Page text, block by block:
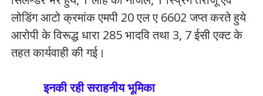
लोडिंग आटो क्रमांक एमपी 20 एल ए 6602 जप्त करते हुये
आरोपी के विरूद्ध धारा 285 भादवि तथा 3, 7 ईसी एक्ट के
तहत कार्यवाही की गई।
इनकी रही सराहनीय भूमिका